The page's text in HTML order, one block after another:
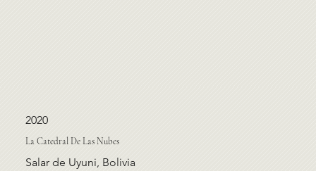
2020
La Catedral De Las Nubes
Salar de Uyuni, Bolivia